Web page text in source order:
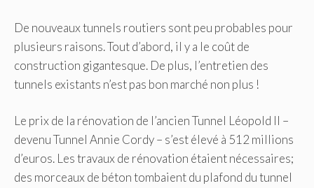
De nouveaux tunnels routiers sont peu probables pour
plusieurs raisons. Tout d’abord, il y a le coût de
construction gigantesque. De plus, l’entretien des
tunnels existants n’est pas bon marché non plus !
Le prix de la rénovation de l’ancien Tunnel Léopold II –
devenu Tunnel Annie Cordy – s’est élevé à 512 millions
d’euros. Les travaux de rénovation étaient nécessaires;
des morceaux de béton tombaient du plafond du tunnel